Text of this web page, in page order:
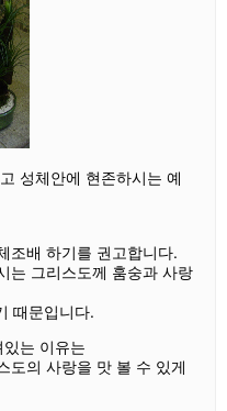
성체안에 현존하시는 예
조배 하기를 권고합니다.
는 그리스도께 훔숭과 사랑
때문입니다.
는 이유는
도의 사랑을 맛 볼 수 있게